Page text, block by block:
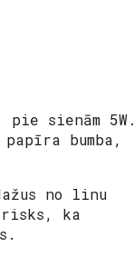
sienām 5W.
bumba,
no linu
ka